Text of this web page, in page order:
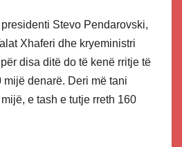
Stevo Pendarovski,
Xhaferi dhe kryeministri
disa ditë do të kenë rritje të
mijë denarë. Deri më tani
e tash e tutje rreth 160